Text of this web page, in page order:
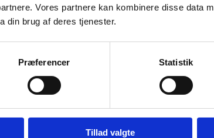
Vores partnere kan kombinere disse data
din brug af deres tjenester.
Præferencer Statistik
Tillad valgte